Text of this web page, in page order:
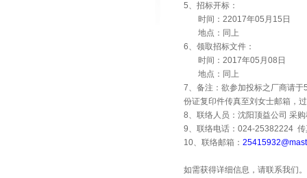
5、招标开标：
时间：22017年05月15日
地点：同上
6、领取招标文件：
时间：2017年05月08日
地点：同上
7、备注：欲参加投标之厂商请
份证复印件传真至刘女士邮箱，
8、联络人员：沈阳顶益公司 采
9、联络电话：024-25382224
10、联络邮箱：
如需获得详细信息，请联系我们。